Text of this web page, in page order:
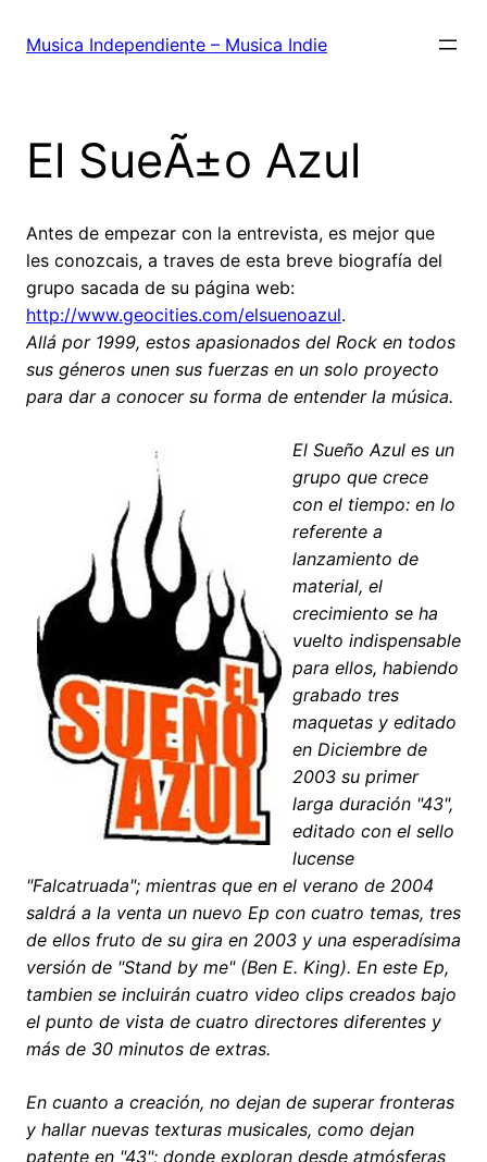
Musica Independiente – Musica Indie
El SueÃ±o Azul
Antes de empezar con la entrevista, es mejor que
les conozcais, a traves de esta breve biografía del
grupo sacada de su página web:
http://www.geocities.com/elsuenoazul.
Allá por 1999, estos apasionados del Rock en todos
sus géneros unen sus fuerzas en un solo proyecto
para dar a conocer su forma de entender la música.
El Sueño Azul es un
grupo que crece
con el tiempo: en lo
referente a
lanzamiento de
material, el
crecimiento se ha
vuelto indispensable
para ellos, habiendo
grabado tres
maquetas y editado
en Diciembre de
2003 su primer
larga duración "43",
editado con el sello
lucense
"Falcatruada"; mientras que en el verano de 2004
saldrá a la venta un nuevo Ep con cuatro temas, tres
de ellos fruto de su gira en 2003 y una esperadísima
versión de "Stand by me" (Ben E. King). En este Ep,
tambien se incluirán cuatro video clips creados bajo
el punto de vista de cuatro directores diferentes y
más de 30 minutos de extras.
En cuanto a creación, no dejan de superar fronteras
y hallar nuevas texturas musicales, como dejan
patente en "43"; donde exploran desde atmósferas